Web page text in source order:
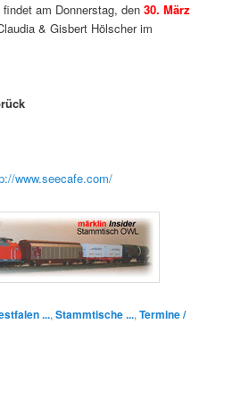
am Donnerstag, den30. März
& Gisbert Hölscher im
www.seecafe.com/
...,Stammtische ...,Termine /